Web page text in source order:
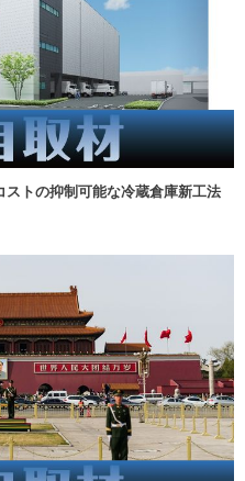
ストの抑制可能な冷蔵倉庫新工法